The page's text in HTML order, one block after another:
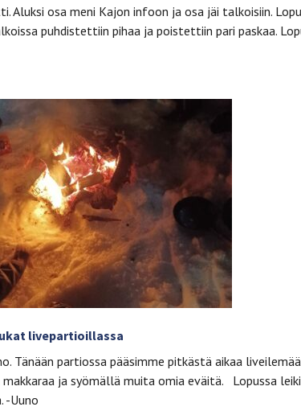
Aluksi osa meni Kajon infoon ja osa jäi talkoisiin.
puhdistettiin pihaa ja poistettiin pari paskaa.
livepartioillassa
Tänään partiossa pääsimme pitkästä aikaa
ja syömällä muita omia eväitä. Lopussa
-Uuno